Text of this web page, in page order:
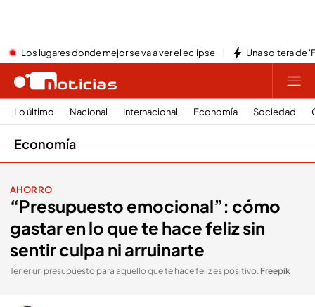
Los lugares donde mejor se va a ver el eclipse Una soltera de
Lo último Nacional Internacional Economía Sociedad
Economía
AHORRO
“Presupuesto emocional”: cómo
gastar en lo que te hace feliz sin
sentir culpa ni arruinarte
Tener un presupuesto para aquello que te hace feliz es positivo. Freepik